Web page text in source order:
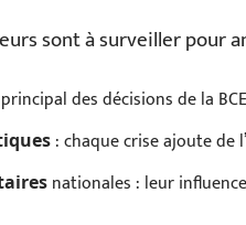
sont à surveiller pour
des décisions de la BCE
: chaque crise ajoute de
nationales : leur